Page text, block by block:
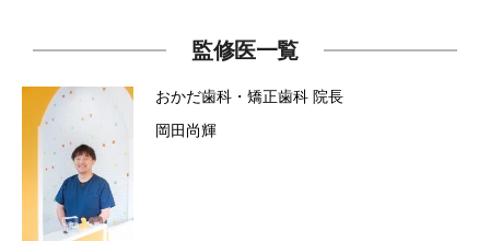
監修医一覧
おかだ歯科・矯正歯科 院長
岡田尚輝